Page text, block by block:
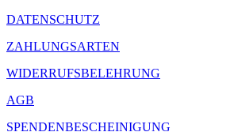
DATENSCHUTZ
ZAHLUNGSARTEN
WIDERRUFSBELEHRUNG
AGB
SPENDENBESCHEINIGUNG